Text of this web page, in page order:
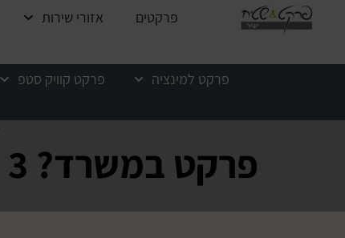
פרקטים אזורי שירות
פרקט למינציה פרקט קוויק סטפ
פרקט במשרד? 3 סיבות מדוע כדאי לשים רצפת פרקט במשרד